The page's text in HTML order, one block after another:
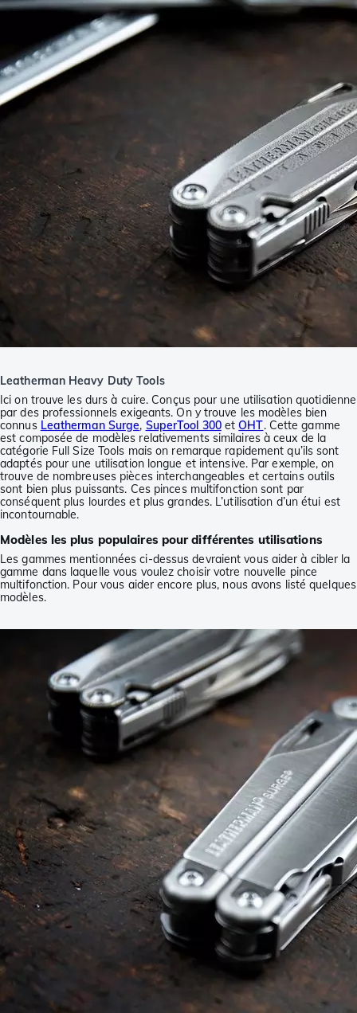
Leatherman Heavy Duty Tools
Ici on trouve les durs à cuire. Conçus pour une utilisation quotidienne
par des professionnels exigeants. On y trouve les modèles bien
connus Leatherman Surge, SuperTool 300etOHT. Cette gamme
est composée de modèles relativements similaires à ceux de la
catégorie Full Size Tools mais on remarque rapidement qu’ils sont
adaptés pour une utilisation longue et intensive. Par exemple, on
trouve de nombreuses pièces interchangeables et certains outils
sont bien plus puissants. Ces pinces multifonction sont par
conséquent plus lourdes et plus grandes. L’utilisation d’un étui est
incontournable.
Modèles les plus populaires pour différentes utilisations
Les gammes mentionnées ci-dessus devraient vous aider à cibler la
gamme dans laquelle vous voulez choisir votre nouvelle pince
multifonction. Pour vous aider encore plus, nous avons listé quelques
modèles.